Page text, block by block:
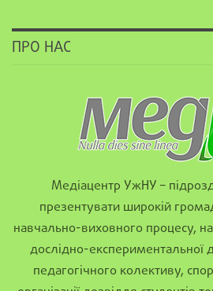
ПРО НАС
Медіацентр УжНУ –
презентувати широкій
навчально-виховного процесу,
дослідно-експериментальної
педагогічного колективу,